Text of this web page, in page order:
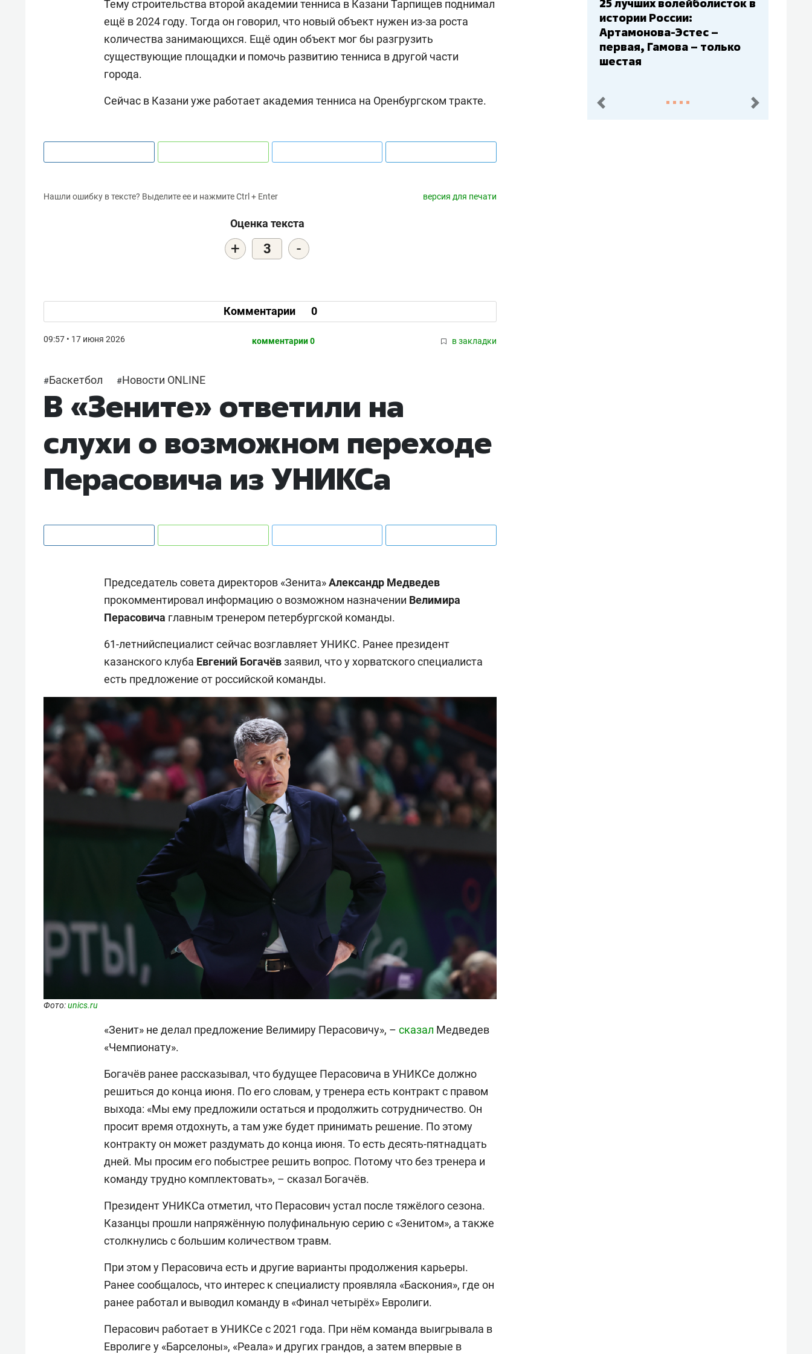
Тему строительства второй академии тенниса в Казани Тарпищев поднимал
ещё в 2024 году. Тогда он говорил, что новый объект нужен из-за роста
количества занимающихся. Ещё один объект мог бы разгрузить
существующие площадки и помочь развитию тенниса в другой части
города.
Сейчас в Казани уже работает академия тенниса на Оренбургском тракте.
Нашли ошибку в тексте? Выделите ее и нажмите Ctrl + Enter версия для печати
Оценка текста
+ 3 -
Комментарии 0
09:57 • 17 июня 2026 комментарии 0 в закладки
#Баскетбол #Новости ONLINE
В «Зените» ответили на
слухи о возможном переходе
Перасовича из УНИКСа
Председатель совета директоров «Зенита»Александр Медведев
прокомментировал информацию о возможном назначении Велимира
Перасовича главным тренером петербургской команды.
61-летнийспециалист сейчас возглавляет УНИКС. Ранее президент
казанского клуба Евгений Богачёвзаявил, что у хорватского специалиста
есть предложение от российской команды.
Фото:unics.ru
«Зенит» не делал предложение Велимиру Перасовичу», – сказал Медведев
«Чемпионату».
Богачёв ранее рассказывал, что будущее Перасовича в УНИКСе должно
решиться до конца июня. По его словам, у тренера есть контракт с правом
выхода: «Мы ему предложили остаться и продолжить сотрудничество. Он
просит время отдохнуть, а там уже будет принимать решение. По этому
контракту он может раздумать до конца июня. То есть десять-пятнадцать
дней. Мы просим его побыстрее решить вопрос. Потому что без тренера и
команду трудно комплектовать», – сказал Богачёв.
Президент УНИКСа отметил, что Перасович устал после тяжёлого сезона.
Казанцы прошли напряжённую полуфинальную серию с «Зенитом», а также
столкнулись с большим количеством травм.
При этом у Перасовича есть и другие варианты продолжения карьеры.
Ранее сообщалось, что интерес к специалисту проявляла «Баскония», где он
ранее работал и выводил команду в «Финал четырёх» Евролиги.
Перасович работает в УНИКСе с 2021 года. При нём команда выигрывала в
Евролиге у «Барселоны», «Реала» и других грандов, а затем впервые в
– главный мажор, «Ак
Барс» – второй, «Салават
Юлаев» – середняк
пред. след.